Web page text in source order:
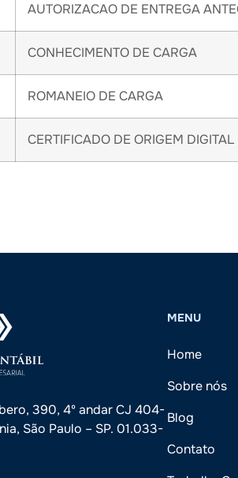
AUTORIZACAO DE ENTREGA
CONHECIMENTO DE CARGA
ROMANEIO DE CARGA
CERTIFICADO DE ORIGEM DIGITAL
390, 4º andar CJ 404-
São Paulo – SP. 01.033-
MENU
Home
Sobre nós
Blog
Contato